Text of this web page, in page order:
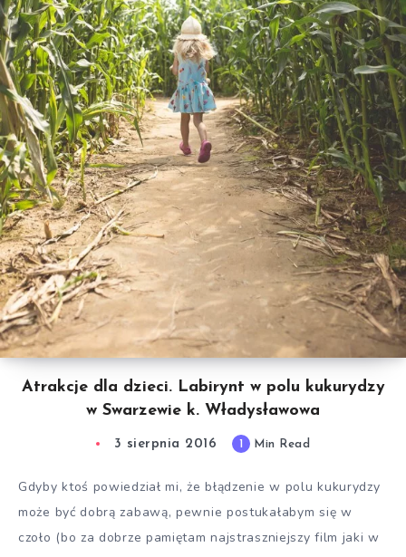
Atrakcje dla dzieci. Labirynt w polu kukurydzy
w Swarzewie k. Władysławowa
3 sierpnia 2016 1 Min Read
Gdyby ktoś powiedział mi, że błądzenie w polu kukurydzy
może być dobrą zabawą, pewnie postukałabym się w
czoło (bo za dobrze pamiętam najstraszniejszy film jaki w